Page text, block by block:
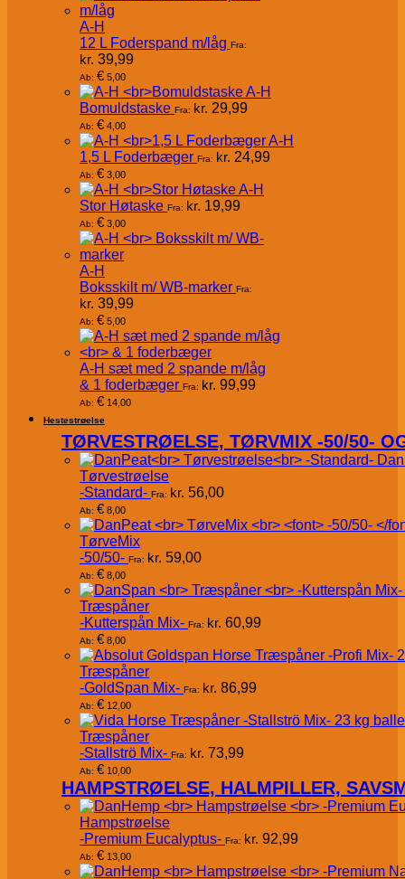
A-H
12 L Foderspand m/låg Fra:
kr. 39,99
Ab: € 5,00
A-H
Bomuldstaske Fra: kr. 29,99
Ab: € 4,00
A-H
1,5 L Foderbæger Fra: kr. 24,99
Ab: € 3,00
A-H
Stor Høtaske Fra: kr. 19,99
Ab: € 3,00
A-H
Boksskilt m/ WB-marker Fra:
kr. 39,99
Ab: € 5,00
A-H sæt med 2 spande m/låg
& 1 foderbæger Fra: kr. 99,99
Ab: € 14,00
Hestestrøelse
TØRVESTRØELSE, TØRVMIX -50/50-
Tørvestrøelse
-Standard- Fra: kr. 56,00
Ab: € 8,00
TørveMix
-50/50- Fra: kr. 59,00
Ab: € 8,00
Træspåner
-Kutterspån Mix- Fra: kr. 60,99
Ab: € 8,00
Træspåner
-GoldSpan Mix- Fra: kr. 86,99
Ab: € 12,00
Træspåner
-Stallströ Mix- Fra: kr. 73,99
Ab: € 10,00
HAMPSTRØELSE, HALMPILLER,
Hampstrøelse
-Premium Eucalyptus- Fra: kr. 92,99
Ab: € 13,00